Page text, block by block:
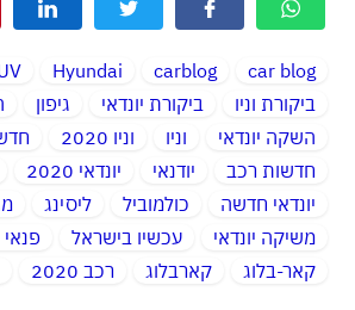
car blog
carblog
Hyundai
ביקורת וניו
ביקורת יונדאי גיפון
השקה יונדאי
וניו וניו 2020
חדשות רכב
יודנאי יונדאי 2020
יונדאי חדשה
כולמוביל ליסינג
משיקה יונדאי
עכשיו בישראל
קאר-בלוג
קארבלוג רכב 2020